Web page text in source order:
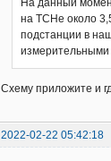
на ТСНе около
подстанции в
Схему приложите и
2022-02-22 05:42:18